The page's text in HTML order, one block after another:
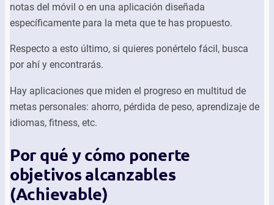
notas del móvil o en una aplicación diseñada
específicamente para la meta que te has propuesto.
Respecto a esto último, si quieres ponértelo fácil, busca
por ahí y encontrarás.
Hay aplicaciones que miden el progreso en multitud de
metas personales: ahorro, pérdida de peso, aprendizaje de
idiomas, fitness, etc.
Por qué y cómo ponerte
objetivos alcanzables
(Achievable)